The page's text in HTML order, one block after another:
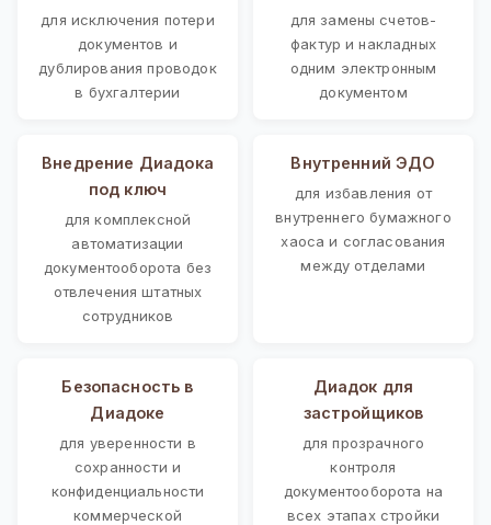
для исключения потери
документов и
дублирования проводок
в бухгалтерии
для замены счетов-
фактур и накладных
одним электронным
документом
Внедрение Диадока
под ключ
для комплексной
автоматизации
документооборота без
отвлечения штатных
сотрудников
Внутренний ЭДО
для избавления от
внутреннего бумажного
хаоса и согласования
между отделами
Безопасность в
Диадоке
для уверенности в
сохранности и
конфиденциальности
коммерческой
Диадок для
застройщиков
для прозрачного
контроля
документооборота на
всех этапах стройки